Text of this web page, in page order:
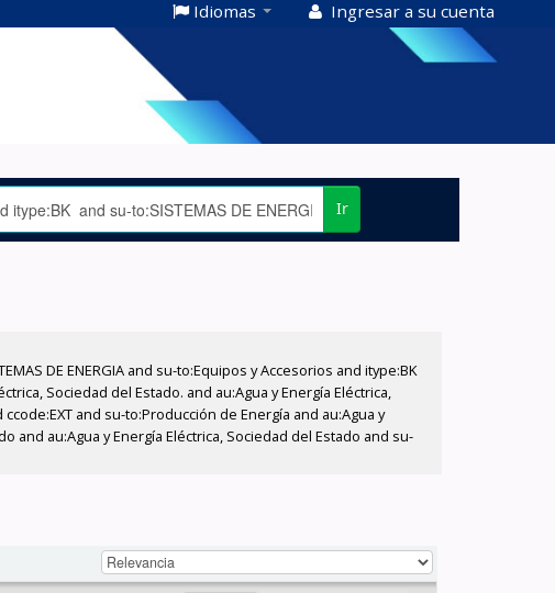
Idiomas Ingresar a su cuenta
Ir
DE ENERGIA and su-to:Equipos y Accesorios and itype:BK
Sociedad del Estado. and au:Agua y Energía Eléctrica,
and su-to:Producción de Energía and au:Agua y
and au:Agua y Energía Eléctrica, Sociedad del Estado and su-